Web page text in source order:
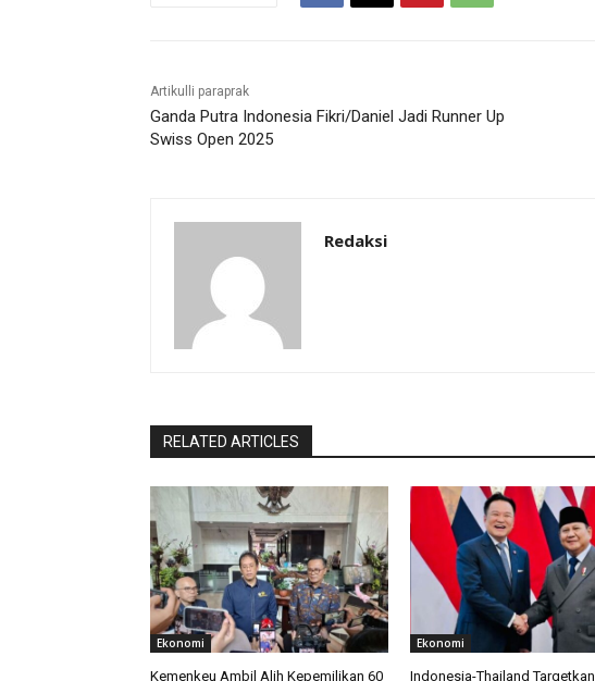
Artikulli paraprak
Ganda Putra Indonesia Fikri/Daniel Jadi Runner Up
Swiss Open 2025
Redaksi
RELATED ARTICLES
Ekonomi
Kemenkeu Ambil Alih Kepemilikan 60
Ekonomi
Indonesia-Thailand Targetkan